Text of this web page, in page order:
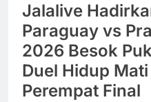
Jalalive
Paraguay vs
2026 Besok
Duel Hidup
Perempat Final